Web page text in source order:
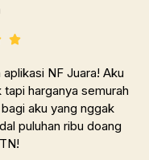
NF Juara! Aku
harganya semurah
aku yang nggak
puluhan ribu doang